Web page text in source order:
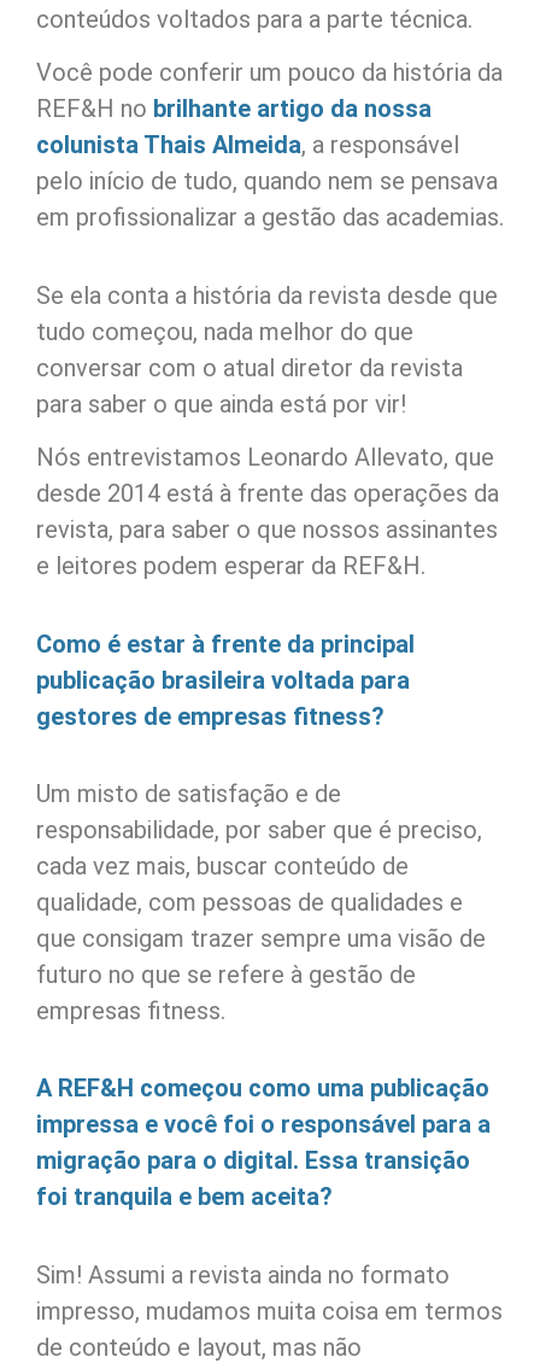
conteúdos voltados para a parte técnica.
Você pode conferir um pouco da história da
REF&H no brilhante artigo da nossa
colunista Thais Almeida, a responsável
pelo início de tudo, quando nem se pensava
em profissionalizar a gestão das academias.
Se ela conta a história da revista desde que
tudo começou, nada melhor do que
conversar com o atual diretor da revista
para saber o que ainda está por vir!
Nós entrevistamos Leonardo Allevato, que
desde 2014 está à frente das operações da
revista, para saber o que nossos assinantes
e leitores podem esperar da REF&H.
Como é estar à frente da principal
publicação brasileira voltada para
gestores de empresas fitness?
Um misto de satisfação e de
responsabilidade, por saber que é preciso,
cada vez mais, buscar conteúdo de
qualidade, com pessoas de qualidades e
que consigam trazer sempre uma visão de
futuro no que se refere à gestão de
empresas fitness.
A REF&H começou como uma publicação
impressa e você foi o responsável para a
migração para o digital. Essa transição
foi tranquila e bem aceita?
Sim! Assumi a revista ainda no formato
impresso, mudamos muita coisa em termos
de conteúdo e layout, mas não